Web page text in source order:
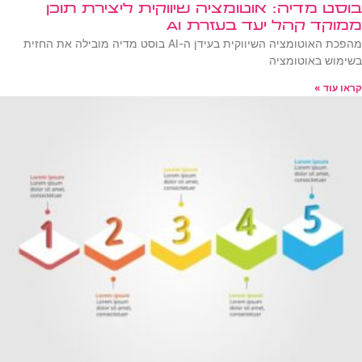
בוסט מדיה: אוטומציה שיווקית ליצירת תוכן
ממוקד קהל יעד בעזרת AI
מהפכת האוטומציה השיווקית בעידן ה-AI בוסט מדיה מובילה את החזית
בשימוש באוטומציה
קראו עוד »